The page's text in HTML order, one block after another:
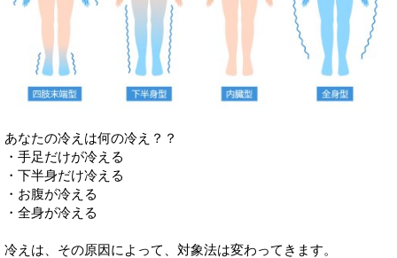
あなたの冷えは何の冷え？？
・手足だけが冷える
・下半身だけ冷える
・お腹が冷える
・全身が冷える
冷えは、その原因によって、対象法は変わってきます。